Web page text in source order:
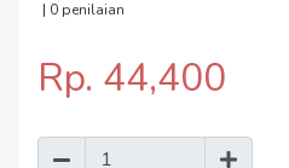
| 0 penilaian
Rp. 44,400